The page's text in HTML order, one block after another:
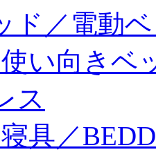
ド／電動
い向きベ
ス
具／